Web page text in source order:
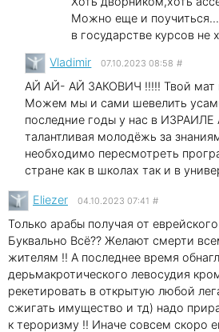
Можно еще и
в государстве курсов не
Vladimir 07.10.2023 08:58 #
АЙ АЙ- АЙ ЗАКОВИЧ !!!!! Твой мат
Можем мы и сами шевелить
последние годы у нас в ИЗРАИЛЕ
талантливая молодёжь за
необходимо пересмотреть
стране как в школах так и в
Eliezer 04.10.2023 07:41 #
Только арабы получая от
Буквально Всё?? Желают смерти
жителям !! А последнее время
дерьмакротического левосудия
рекетировать в открытую любой
сжигать имущество и тд) надо
к тероризму !! Иначе совсем скоро